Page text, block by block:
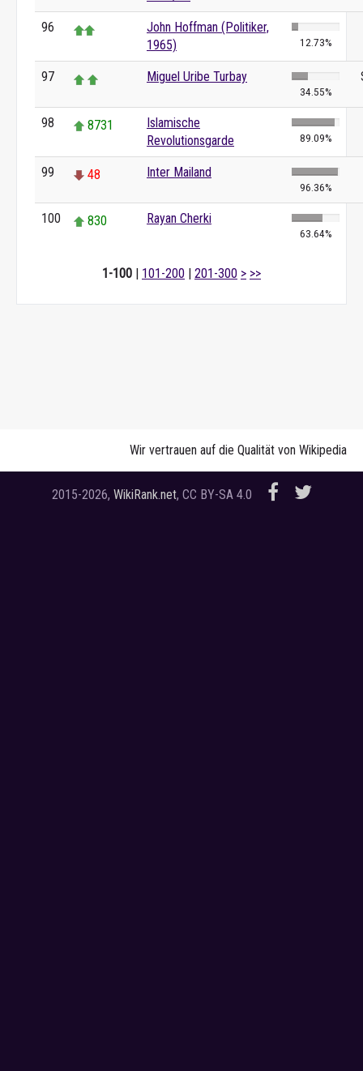
96
John Hoffman (Politiker,
1965)
12.73%
97 Miguel Uribe Turbay
34.55%
98 8731
Islamische
Revolutionsgarde
89.09%
99 48 Inter Mailand
96.36%
100 830 Rayan Cherki
63.64%
1-100 | 101-200 | 201-300 > >>
Wir vertrauen auf die Qualität von Wikipedia
2015-2026, WikiRank.net, CC BY-SA 4.0